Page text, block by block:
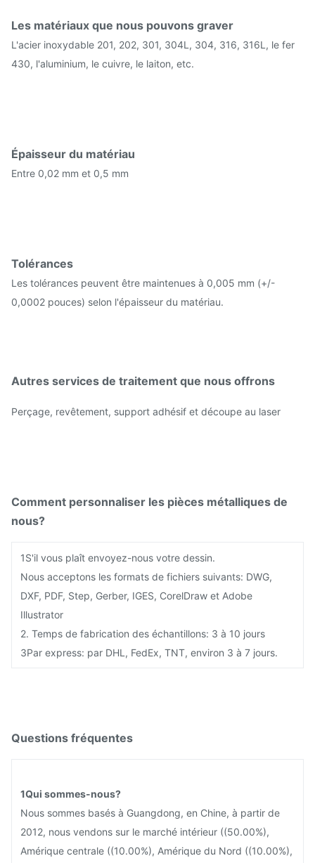
Les matériaux que nous pouvons graver
L'acier inoxydable 201, 202, 301, 304L, 304, 316, 316L, le fer
430, l'aluminium, le cuivre, le laiton, etc.
Épaisseur du matériau
Entre 0,02 mm et 0,5 mm
Tolérances
Les tolérances peuvent être maintenues à 0,005 mm (+/-
0,0002 pouces) selon l'épaisseur du matériau.
Autres services de traitement que nous offrons
Perçage, revêtement, support adhésif et découpe au laser
Comment personnaliser les pièces métalliques de
nous?
1S'il vous plaît envoyez-nous votre dessin.
Nous acceptons les formats de fichiers suivants: DWG,
DXF, PDF, Step, Gerber, IGES, CorelDraw et Adobe
Illustrator
2. Temps de fabrication des échantillons: 3 à 10 jours
3Par express: par DHL, FedEx, TNT, environ 3 à 7 jours.
Questions fréquentes
1Qui sommes-nous?
Nous sommes basés à Guangdong, en Chine, à partir de
2012, nous vendons sur le marché intérieur ((50.00%),
Amérique centrale ((10.00%), Amérique du Nord ((10.00%),